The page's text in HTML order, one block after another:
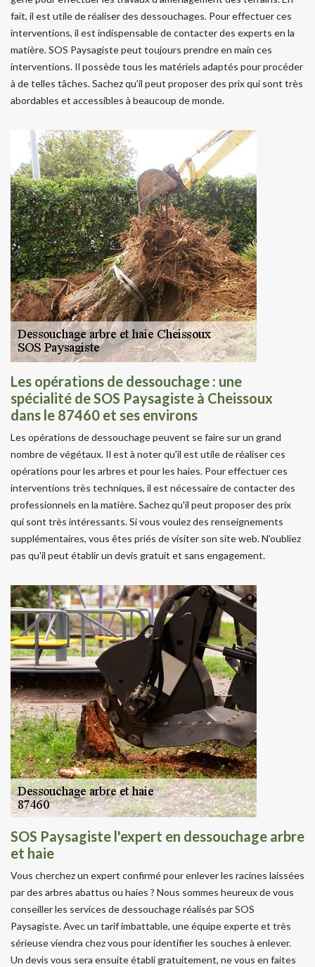
fait, il est utile de réaliser des dessouchages. Pour effectuer ces
interventions, il est indispensable de contacter des experts en la
matière. SOS Paysagiste peut toujours prendre en main ces
interventions. Il possède tous les matériels adaptés pour procéder
à de telles tâches. Sachez qu'il peut proposer des prix qui sont très
abordables et accessibles à beaucoup de monde.
Les opérations de dessouchage : une
spécialité de SOS Paysagiste à Cheissoux
dans le 87460 et ses environs
Les opérations de dessouchage peuvent se faire sur un grand
nombre de végétaux. Il est à noter qu'il est utile de réaliser ces
opérations pour les arbres et pour les haies. Pour effectuer ces
interventions très techniques, il est nécessaire de contacter des
professionnels en la matière. Sachez qu'il peut proposer des prix
qui sont très intéressants. Si vous voulez des renseignements
supplémentaires, vous êtes priés de visiter son site web. N'oubliez
pas qu'il peut établir un devis gratuit et sans engagement.
SOS Paysagiste l'expert en dessouchage arbre
et haie
Vous cherchez un expert confirmé pour enlever les racines laissées
par des arbres abattus ou haies ? Nous sommes heureux de vous
conseiller les services de dessouchage réalisés par SOS
Paysagiste. Avec un tarif imbattable, une équipe experte et très
sérieuse viendra chez vous pour identifier les souches à enlever.
Un devis vous sera ensuite établi gratuitement, ne vous en faites